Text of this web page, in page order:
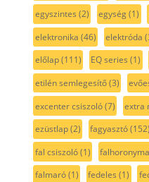
egyszintes (2) egység(1)
elektronika (46) elektróda
előlap(111) EQ series (1)
etilén semlegesítő(3)
excenter csiszoló(7) extra
ezüstlap(2) fagyasztó(152)
fal csiszoló(1)
falmaró(1) fedeles (1)